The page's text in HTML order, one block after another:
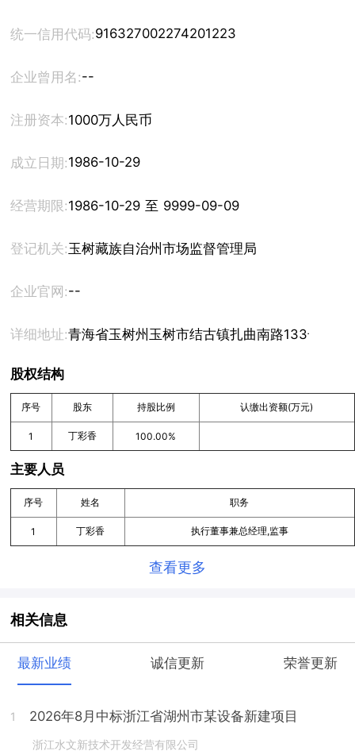
统一信用代码:916327002274201223
企业曾用名:--
注册资本:1000万人民币
成立日期:1986-10-29
经营期限: 1986-10-29 至 9999-09-09
登记机关:玉树藏族自治州市场监督管理局
企业官网:--
详细地址:青海省玉树州玉树市结古镇扎曲南路133号
股权结构
序号 股东 持股比例 认缴出资额(万元)
1 丁彩香 100.00%
主要人员
序号 姓名 职务
1 丁彩香 执行董事兼总经理,监事
查看更多
相关信息
最新业绩 诚信更新 荣誉更新
1 2026年8月中标浙江省湖州市某设备新建项目
浙江水文新技术开发经营有限公司